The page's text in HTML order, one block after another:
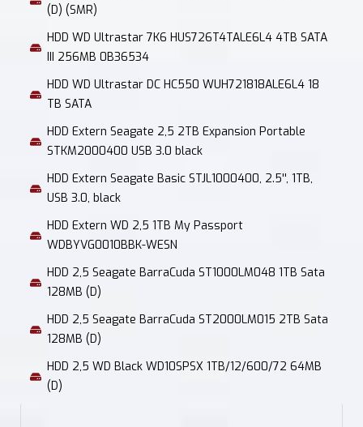
(D) (SMR)
HDD WD Ultrastar 7K6 HUS726T4TALE6L4 4TB SATA
III 256MB 0B36534
HDD WD Ultrastar DC HC550 WUH721818ALE6L4 18
TB SATA
HDD Extern Seagate 2,5 2TB Expansion Portable
STKM2000400 USB 3.0 black
HDD Extern Seagate Basic STJL1000400, 2.5'', 1TB,
USB 3.0, black
HDD Extern WD 2,5 1TB My Passport
WDBYVG0010BBK-WESN
HDD 2,5 Seagate BarraCuda ST1000LM048 1TB Sata
128MB (D)
HDD 2,5 Seagate BarraCuda ST2000LM015 2TB Sata
128MB (D)
HDD 2,5 WD Black WD10SPSX 1TB/12/600/72 64MB
(D)